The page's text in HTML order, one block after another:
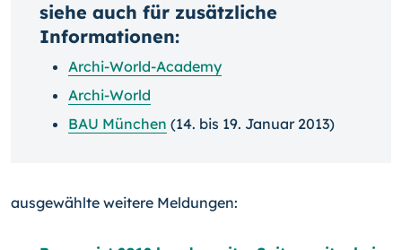
siehe auch für zusätzliche
Informationen:
Archi-World-Academy
Archi-World
BAU München (14. bis 19. Januar 2013)
ausgewählte weitere Meldungen: